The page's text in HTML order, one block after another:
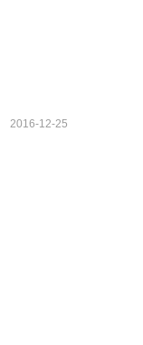
2016-12-25